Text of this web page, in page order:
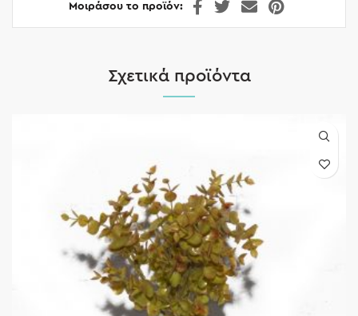
Μοιράσου το προϊόν
Σχετικά προϊόντα